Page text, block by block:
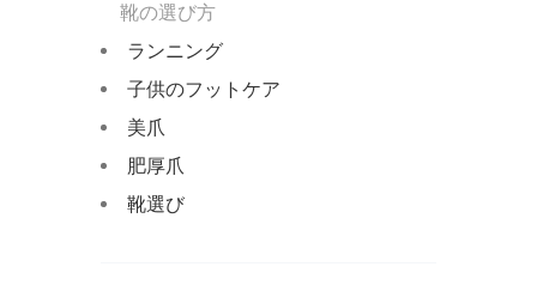
靴の選び方
ランニング
子供のフットケア
美爪
肥厚爪
靴選び